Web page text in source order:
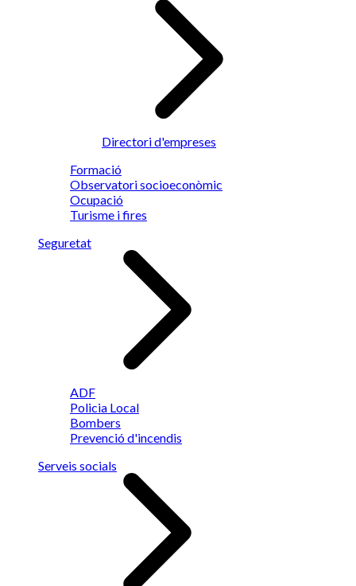
Directori d'empreses
Formació
Observatori socioeconòmic
Ocupació
Turisme i fires
Seguretat
ADF
Policia Local
Bombers
Prevenció d'incendis
Serveis socials